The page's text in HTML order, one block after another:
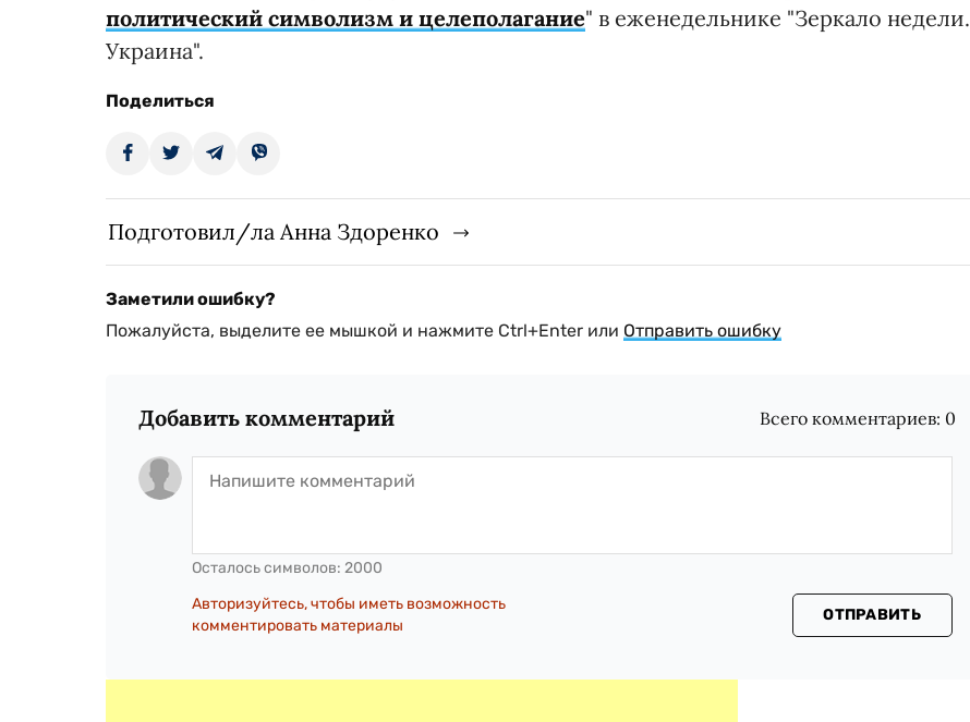
политический символизм и целеполагание" в еженедельнике "Зеркало недели.
Украина".
Поделиться
Подготовил/ла Анна Здоренко
Заметили ошибку?
Пожалуйста, выделите ее мышкой и нажмите Ctrl+Enter или Отправить ошибку
Добавить комментарий Всего комментариев: 0
Осталось символов: 2000
Авторизуйтесь, чтобы иметь возможность
комментировать материалы
ОТПРАВИТЬ